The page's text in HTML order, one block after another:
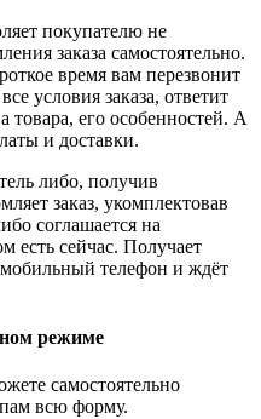
покупателю не
заказа самостоятельно.
время вам перезвонит
условия заказа, ответит
товара, его особенностей. А
и доставки.
либо, получив
заказ, укомплектовав
соглашается на
есть сейчас. Получает
телефон и ждёт
режиме
самостоятельно
всю форму.